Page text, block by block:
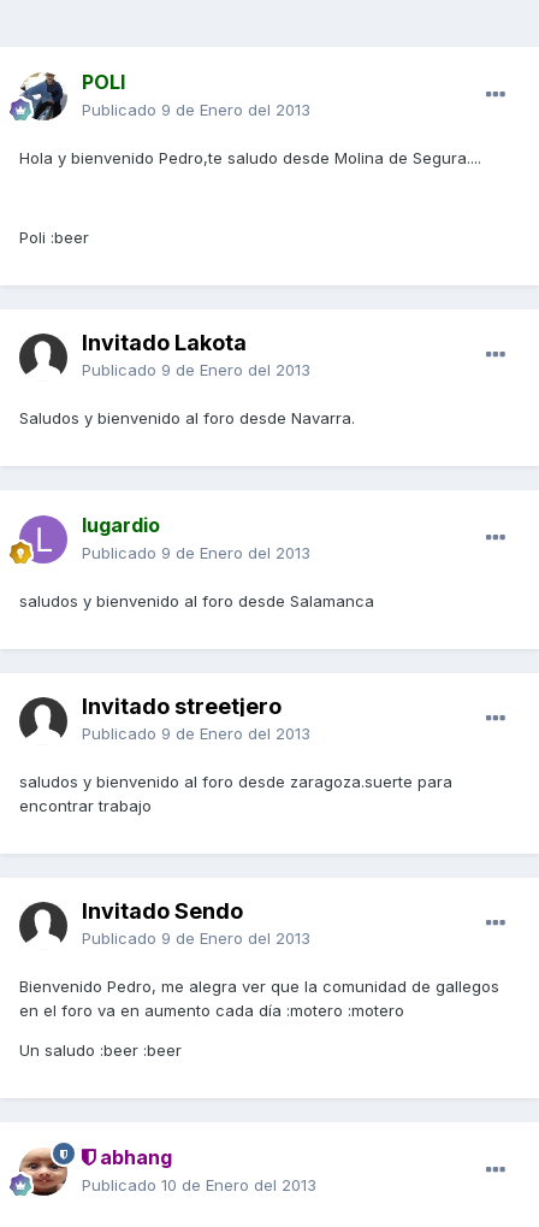
POLI
Publicado 9 de Enero del 2013
Hola y bienvenido Pedro,te saludo desde Molina de Segura....
Poli :beer
Invitado Lakota
Publicado 9 de Enero del 2013
Saludos y bienvenido al foro desde Navarra.
lugardio
Publicado 9 de Enero del 2013
saludos y bienvenido al foro desde Salamanca
Invitado streetjero
Publicado 9 de Enero del 2013
saludos y bienvenido al foro desde zaragoza.suerte para
encontrar trabajo
Invitado Sendo
Publicado 9 de Enero del 2013
Bienvenido Pedro, me alegra ver que la comunidad de gallegos
en el foro va en aumento cada día :motero :motero
Un saludo :beer :beer
abhang
Publicado 10 de Enero del 2013